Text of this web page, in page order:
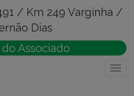
/ Km 249 Varginha /
Dias
Associado